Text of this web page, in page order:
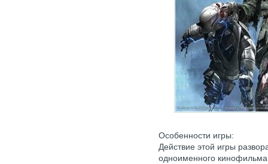
Особенности игры:
Действие этой игры
одноименного